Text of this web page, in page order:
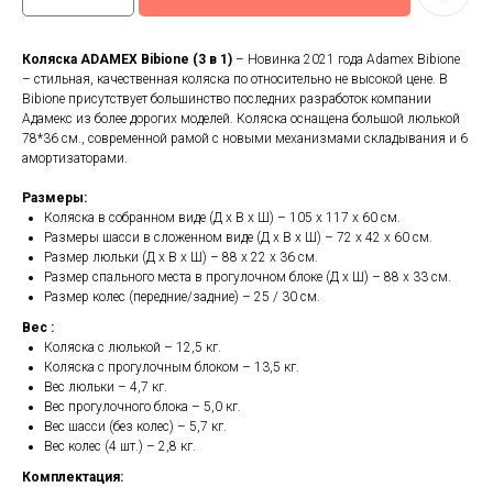
Коляска ADAMEX Bibione (3 в 1) – Новинка 2021 года Adamex Bibione
– стильная, качественная коляска по относительно не высокой цене. В
Bibione присутствует большинство последних разработок компании
Адамекс из более дорогих моделей. Коляска оснащена большой люлькой
78*36 см., современной рамой с новыми механизмами складывания и 6
амортизаторами.
Размеры:
Коляска в собранном виде (Д х В х Ш) – 105 х 117 х 60 см.
Размеры шасси в сложенном виде (Д х В х Ш) – 72 х 42 х 60 см.
Размер люльки (Д х В х Ш) – 88 х 22 х 36 см.
Размер спального места в прогулочном блоке (Д х Ш) – 88 х 33 см.
Размер колес (передние/задние) – 25 / 30 см.
Вес :
Коляска с люлькой – 12,5 кг.
Коляска с прогулочным блоком – 13,5 кг.
Вес люльки – 4,7 кг.
Вес прогулочного блока – 5,0 кг.
Вес шасси (без колес) – 5,7 кг.
Вес колес (4 шт.) – 2,8 кг.
Комплектация: